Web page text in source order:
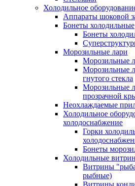
Холодильное
Аппараты шоковой
Бонеты холодильные
Бонеты
Морозильные лари
Морозильные
Морозильные
гнутого стекла
Морозильные
прозрачной
Неохлаждаемые
Холодильное
холодоснабжение
Горки
Бонеты
Холодильные
Витрины
рыбные)
Витрины